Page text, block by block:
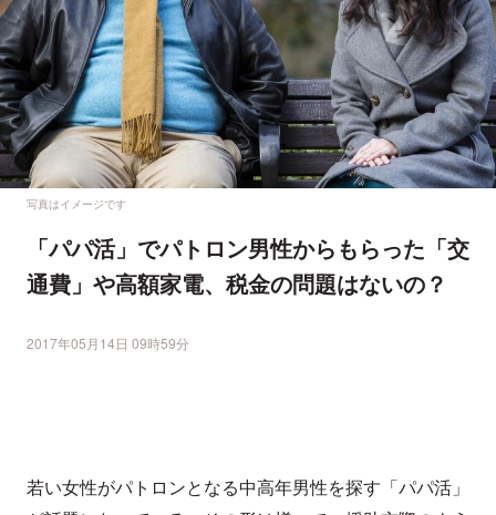
写真はイメージです
「パパ活」でパトロン男性からもらった「交
通費」や高額家電、税金の問題はないの？
2017年05月14日 09時59分
若い女性がパトロンとなる中高年男性を探す「パパ活」